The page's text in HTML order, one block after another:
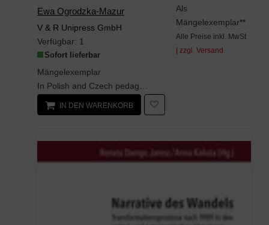
Ewa Ogrodzka-Mazur
V & R Unipress GmbH
Verfügbar: 1
Sofort lieferbar
Mängelexemplar
Als
Mängelexemplar**
Alle Preise inkl. MwSt
| zzgl. Versand
IN DEN WARENKORB